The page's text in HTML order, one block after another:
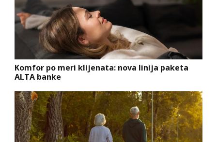
Komfor po meri klijenata: nova linija paketa
ALTA banke